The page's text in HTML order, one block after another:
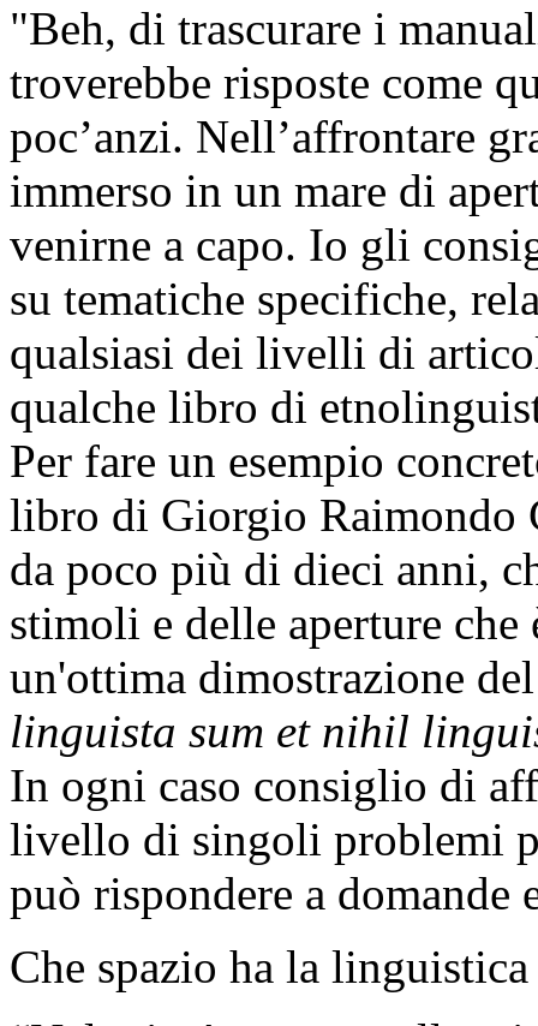
"Beh, di trascurare i
troverebbe risposte come
poc’anzi. Nell’affrontare
immerso in un mare di
venirne a capo. Io gli
su tematiche specifiche,
qualsiasi dei livelli di
qualche libro di
Per fare un esempio
libro di Giorgio Raimondo
da poco più di dieci anni,
stimoli e delle aperture
un'ottima dimostrazione
linguista sum et nihil
In ogni caso consiglio di
livello di singoli problemi
può rispondere a domande
Che spazio ha la